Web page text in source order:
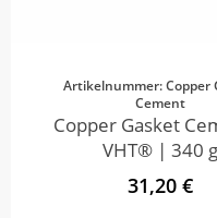
Artikelnummer: Copper
Cement
Copper Gasket
VHT® | 340 g
31,20 €